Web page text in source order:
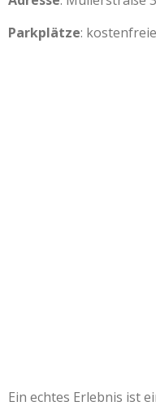
Parkplätze:
Ein echtes Erlebnis ist